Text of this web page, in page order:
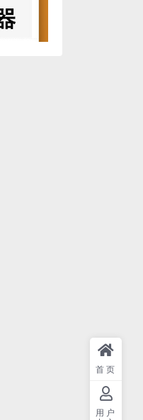
首页
用户